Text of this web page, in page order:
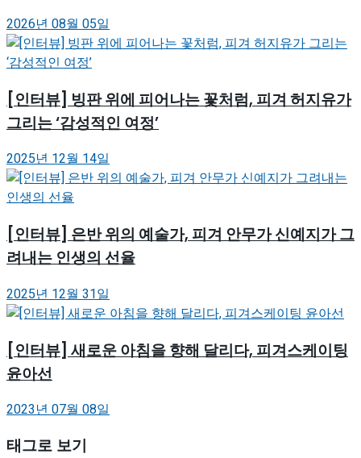
2026년 08월 05일
[인터뷰] 빙판 위에 피어나는 꽃처럼, 피겨 허지유가
그리는 ‘감성적인 여정’
2025년 12월 14일
[인터뷰] 은반 위의 예술가, 피겨 안무가 신예지가 그
려내는 인생의 선율
2025년 12월 31일
[인터뷰] 새로운 아침을 향해 달리다, 피겨스케이팅
윤아선
2023년 07월 08일
태그로 보기